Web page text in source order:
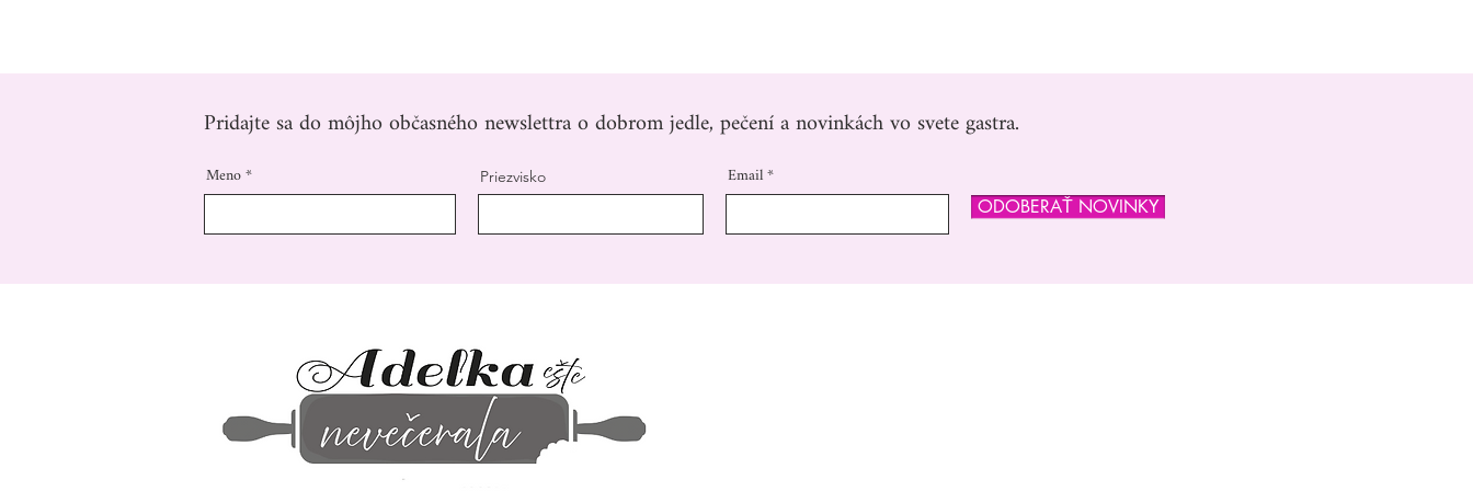
Pridajte sa do môjho občasného newslettra o dobrom jedle, pečení a novinkách vo svete gastra.
Meno Priezvisko Email
ODOBERAŤ NOVINKY